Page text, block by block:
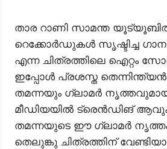
താര റാണി സാമന്ത
റെക്കോർഡുകൾ സൃഷ്ടിച്ച
എന്ന ചിത്രത്തിലെ ഐറ്റം
ഇപ്പോൾ പ്രശസ്ത തെന്നിന്ത്യൻ
തമന്നയും ഗ്ലാമർ
മീഡിയയിൽ ട്രെൻഡിങ്
തമന്നയുടെ ഈ ഗ്ലാമർ
തെലുങ്കു ചിത്രത്തിന്